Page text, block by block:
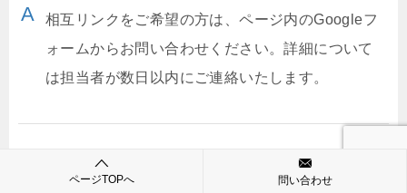
相互リンクをご希望の方は、ページ内のGoogleフ
ォームからお問い合わせください。詳細について
は担当者が数日以内にご連絡いたします。
SEO効果を高めるためには、どのようなリンクが
ページTOPへ 問い合わせ